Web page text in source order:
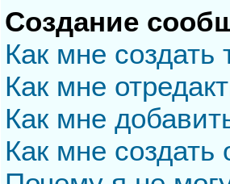
Создание
Как мне
Как мне
Как мне
Как мне создать